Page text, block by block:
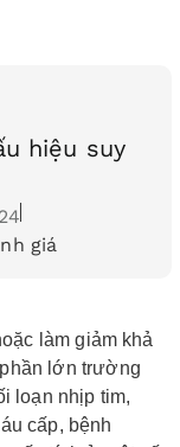
hiệu suy
giá
làm giảm khả
lớn trường
loạn nhịp tim,
cấp, bệnh